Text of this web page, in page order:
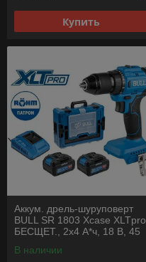
Купить
Аккум. дрель-шуруповерт
BULL SR 1803 Xcase XLTpro
БЕСЩЕТ., 2x4 А*ч, 18 В, 45
В наличии